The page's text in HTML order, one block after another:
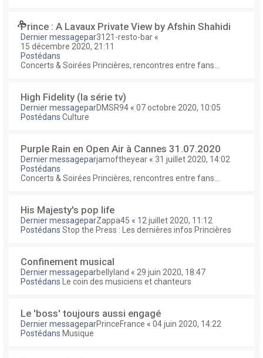
Prince : A Lavaux Private View by Afshin Shahidi
Dernier messagepar3121-resto-bar «
15 décembre 2020, 21:11
Postédans
Concerts & Soirées Princières, rencontres entre fans...
High Fidelity (la série tv)
Dernier messageparDMSR94 « 07 octobre 2020, 10:05
Postédans Culture
Purple Rain en Open Air à Cannes 31.07.2020
Dernier messageparjamoftheyear « 31 juillet 2020, 14:02
Postédans
Concerts & Soirées Princières, rencontres entre fans...
His Majesty's pop life
Dernier messageparZappa45 « 12 juillet 2020, 11:12
Postédans Stop the Press : Les dernières infos Princières
Confinement musical
Dernier messageparbellyland « 29 juin 2020, 18:47
Postédans
Le coin des musiciens et chanteurs
Le 'boss' toujours aussi engagé
Dernier messageparPrinceFrance « 04 juin 2020, 14:22
Postédans Musique